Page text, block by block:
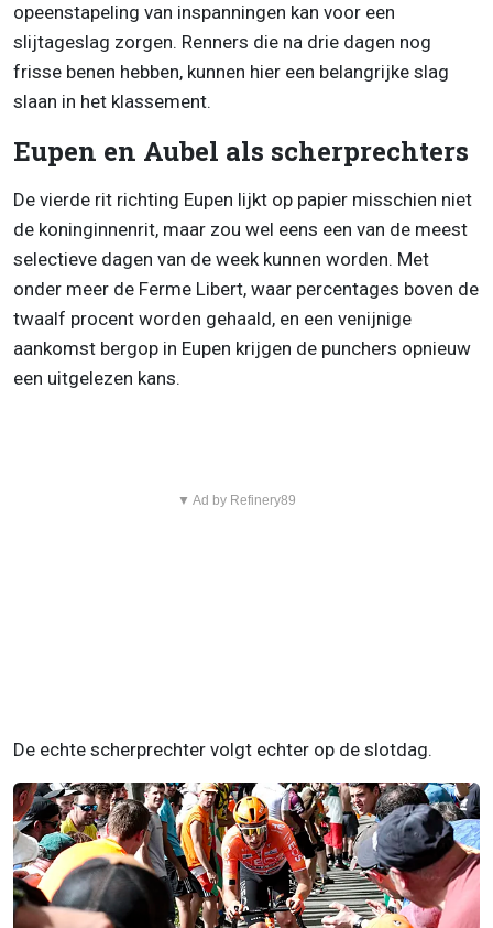
opeenstapeling van inspanningen kan voor een
slijtageslag zorgen. Renners die na drie dagen nog
frisse benen hebben, kunnen hier een belangrijke slag
slaan in het klassement.
Eupen en Aubel als scherprechters
De vierde rit richting Eupen lijkt op papier misschien niet
de koninginnenrit, maar zou wel eens een van de meest
selectieve dagen van de week kunnen worden. Met
onder meer de Ferme Libert, waar percentages boven de
twaalf procent worden gehaald, en een venijnige
aankomst bergop in Eupen krijgen de punchers opnieuw
een uitgelezen kans.
▼ Ad by Refinery89
De echte scherprechter volgt echter op de slotdag.